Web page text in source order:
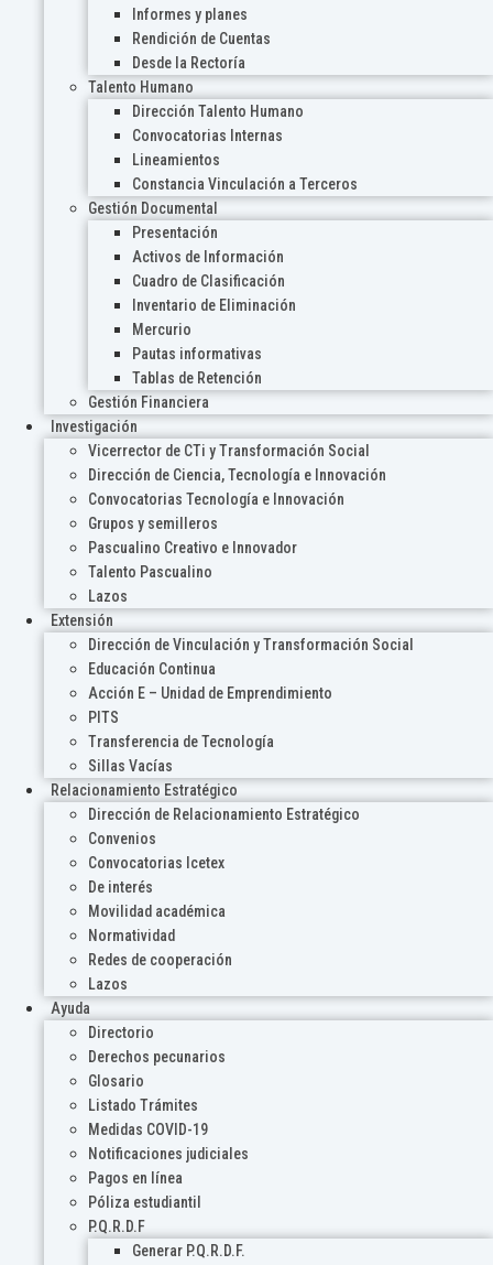
Informes y planes
Rendición de Cuentas
Desde la Rectoría
Talento Humano
Dirección Talento Humano
Convocatorias Internas
Lineamientos
Constancia Vinculación a Terceros
Gestión Documental
Presentación
Activos de Información
Cuadro de Clasificación
Inventario de Eliminación
Mercurio
Pautas informativas
Tablas de Retención
Gestión Financiera
Investigación
Vicerrector de CTi y Transformación Social
Dirección de Ciencia, Tecnología e Innovación
Convocatorias Tecnología e Innovación
Grupos y semilleros
Pascualino Creativo e Innovador
Talento Pascualino
Lazos
Extensión
Dirección de Vinculación y Transformación Social
Educación Continua
Acción E – Unidad de Emprendimiento
PITS
Transferencia de Tecnología
Sillas Vacías
Relacionamiento Estratégico
Dirección de Relacionamiento Estratégico
Convenios
Convocatorias Icetex
De interés
Movilidad académica
Normatividad
Redes de cooperación
Lazos
Ayuda
Directorio
Derechos pecunarios
Glosario
Listado Trámites
Medidas COVID-19
Notificaciones judiciales
Pagos en línea
Póliza estudiantil
P.Q.R.D.F
Generar P.Q.R.D.F.